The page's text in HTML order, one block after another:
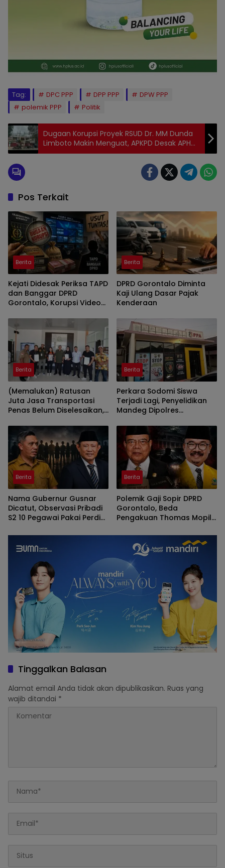
Tag: DPC PPP DPP PPP
DPW PPP
polemik PPP
Politik
Dugaan Korupsi Proyek RSUD Dr. MM Dunda
Limboto Makin Menguat, APKPD Desak APH
“Kuliti” Seluruh Dokumen
Pos Terkait
Berita
Kejati Didesak Periksa TAPD
dan Banggar DPRD
Gorontalo, Korupsi Video
Deprov
Berita
DPRD Gorontalo Diminta
Kaji Ulang Dasar Pajak
Kenderaan
Berita
(Memalukan) Ratusan
Juta Jasa Transportasi
Penas Belum Diselesaikan,
Berita
Perkara Sodomi Siswa
Terjadi Lagi, Penyelidikan
Mandeg Dipolres
Berita
Nama Gubernur Gusnar
Dicatut, Observasi Pribadi
S2 10 Pegawai Pakai Perdis
Berita
Polemik Gaji Sopir DPRD
Gorontalo, Beda
Pengakuan Thomas Mopili
Membingungkan
Tinggalkan Balasan
Alamat email Anda tidak akan dipublikasikan. Ruas yang
wajib ditandai *